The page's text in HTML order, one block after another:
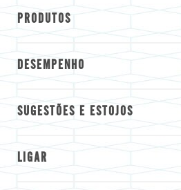
PRODUTOS
DESEMPENHO
SUGESTÕES E ESTOJOS
LIGAR